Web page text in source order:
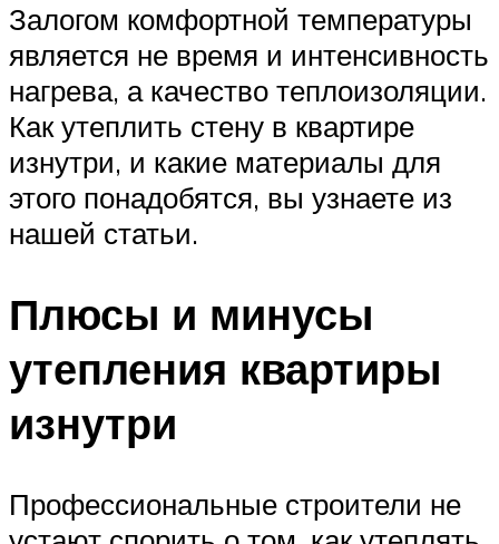
Залогом комфортной температуры
является не время и интенсивность
нагрева, а качество теплоизоляции.
Как утеплить стену в квартире
изнутри, и какие материалы для
этого понадобятся, вы узнаете из
нашей статьи.
Плюсы и минусы
утепления квартиры
изнутри
Профессиональные строители не